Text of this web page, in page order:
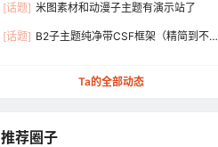
[话题] 米图素材和动漫子主题有演示站了
[话题] B2子主题纯净带CSF框架（精简到不能
Ta的全部动态
推荐圈子